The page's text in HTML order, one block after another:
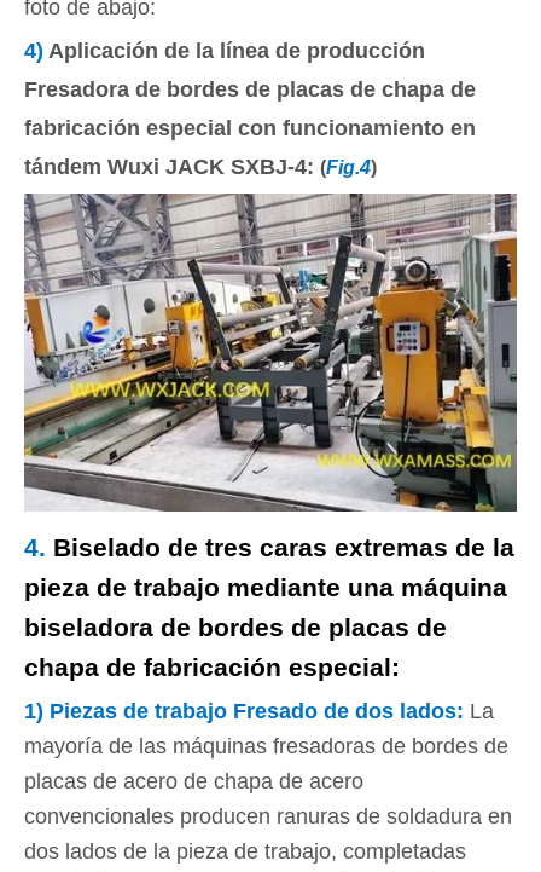
foto de abajo:
4) Aplicación de la línea de producción
Fresadora de bordes de placas de chapa de
fabricación especial con funcionamiento en
tándem Wuxi JACK SXBJ-4: (Fig.4)
4. Biselado de tres caras extremas de la
pieza de trabajo mediante una máquina
biseladora de bordes de placas de
chapa de fabricación especial:
1) Piezas de trabajo Fresado de dos lados: La
mayoría de las máquinas fresadoras de bordes de
placas de acero de chapa de acero
convencionales producen ranuras de soldadura en
dos lados de la pieza de trabajo, completadas